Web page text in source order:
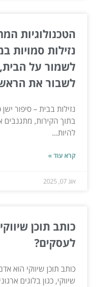
הטכנולוגיות
נזילות סמויות
לשמור על הבית,
לשבור את
נזילות בבית – סיפור
בתוך הקירות,
להיות...
קרא עוד »
אוג 07, 2025
כותב תוכן
לעסקים?
כותב תוכן שיווקי הוא
שיווקי, כגון בלוגים